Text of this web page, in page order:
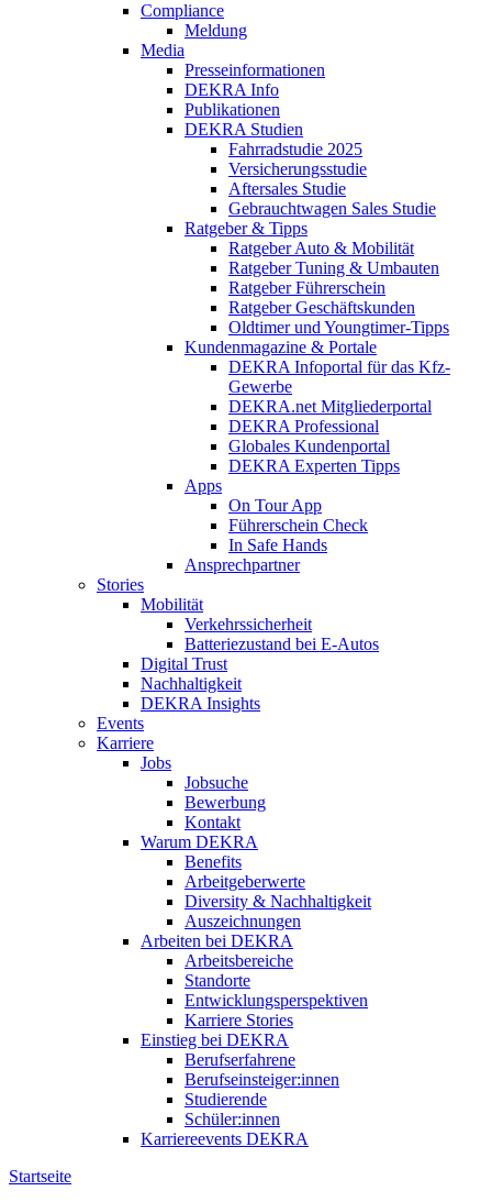
Compliance
Meldung
Media
Presseinformationen
DEKRA Info
Publikationen
DEKRA Studien
Fahrradstudie 2025
Versicherungsstudie
Aftersales Studie
Gebrauchtwagen Sales Studie
Ratgeber & Tipps
Ratgeber Auto & Mobilität
Ratgeber Tuning & Umbauten
Ratgeber Führerschein
Ratgeber Geschäftskunden
Oldtimer und Youngtimer-Tipps
Kundenmagazine & Portale
DEKRA Infoportal für das Kfz-
Gewerbe
DEKRA.net Mitgliederportal
DEKRA Professional
Globales Kundenportal
DEKRA Experten Tipps
Apps
On Tour App
Führerschein Check
In Safe Hands
Ansprechpartner
Stories
Mobilität
Verkehrssicherheit
Batteriezustand bei E-Autos
Digital Trust
Nachhaltigkeit
DEKRA Insights
Events
Karriere
Jobs
Jobsuche
Bewerbung
Kontakt
Warum DEKRA
Benefits
Arbeitgeberwerte
Diversity & Nachhaltigkeit
Auszeichnungen
Arbeiten bei DEKRA
Arbeitsbereiche
Standorte
Entwicklungsperspektiven
Karriere Stories
Einstieg bei DEKRA
Berufserfahrene
Berufseinsteiger:innen
Studierende
Schüler:innen
Karriereevents DEKRA
Startseite